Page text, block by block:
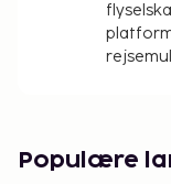
Populære